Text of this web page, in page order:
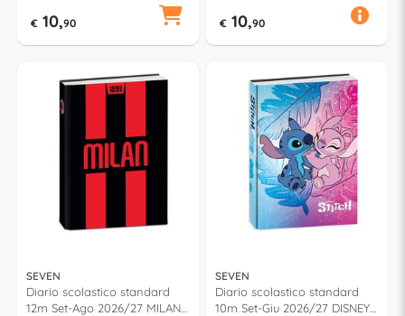
€ 10,90 € 10,90
SEVEN
Diario scolastico standard
12m Set-Ago 2026/27 MILAN
SEVEN
Diario scolastico standard
10m Set-Giu 2026/27 DISNEY